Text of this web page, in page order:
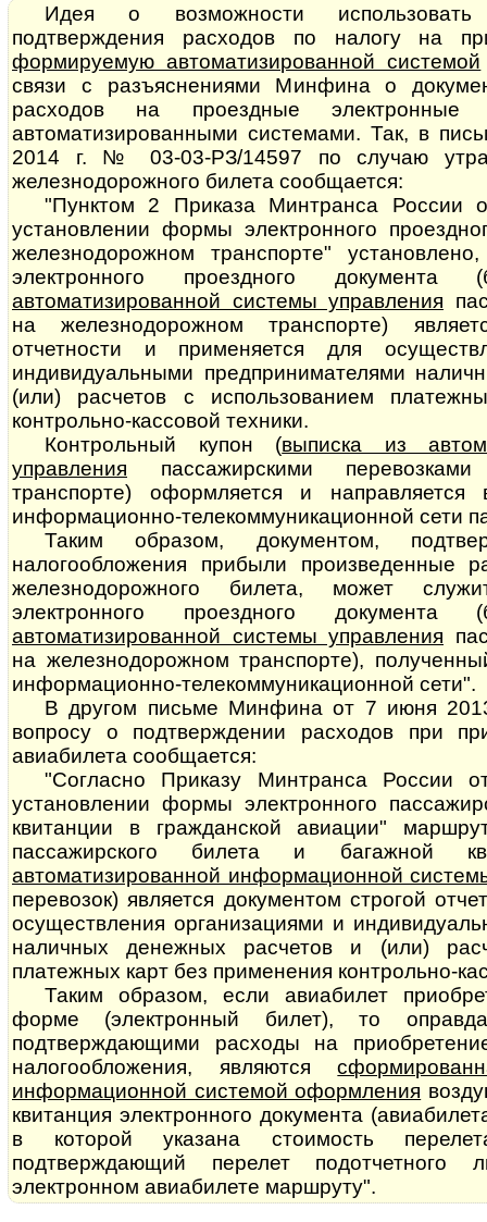
Идея о возможности использовать
подтверждения расходов по налогу на
формируемую автоматизированной системой
связи с разъяснениями Минфина о
расходов на проездные электронные
автоматизированными системами. Так, в
2014 г. № 03-03-РЗ/14597 по случаю
железнодорожного билета сообщается:
"Пунктом 2 Приказа Минтранса России
установлении формы электронного
железнодорожном транспорте"
электронного проездного документа
автоматизированной системы управления
на железнодорожном транспорте)
отчетности и применяется для
индивидуальными предпринимателями
(или) расчетов с использованием
контрольно-кассовой техники.
Контрольный купон (выписка из
управления пассажирскими
транспорте) оформляется и
информационно-телекоммуникационной сети
Таким образом, документом,
налогообложения прибыли произведенные
железнодорожного билета, может
электронного проездного документа
автоматизированной системы управления
на железнодорожном транспорте),
информационно-телекоммуникационной сети".
В другом письме Минфина от 7 июня
вопросу о подтверждении расходов при
авиабилета сообщается:
"Согласно Приказу Минтранса России
установлении формы электронного
квитанции в гражданской авиации"
пассажирского билета и багажной
автоматизированной информационной
перевозок) является документом строгой
осуществления организациями и
наличных денежных расчетов и (или)
платежных карт без применения контрольно-
Таким образом, если авиабилет
форме (электронный билет), то
подтверждающими расходы на
налогообложения, являются
информационной системой оформления
квитанция электронного документа
в которой указана стоимость
подтверждающий перелет
электронном авиабилете маршруту".